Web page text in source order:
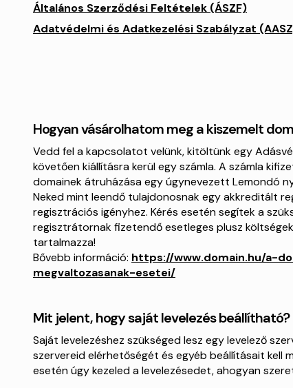
Általános Szerződési Feltételek (ÁSZF)
Adatvédelmi és Adatkezelési Szabályzat
Hogyan vásárolhatom meg a kiszemelt
Vedd fel a kapcsolatot velünk, kitöltünk egy
követően kiállításra kerül egy számla. A számla
domainek átruházása egy úgynevezett Lemondó
Neked mint leendő tulajdonosnak egy akkreditált
regisztrációs igényhez. Kérés esetén segítek a
regisztrátornak fizetendő esetleges plusz
tartalmazza!
Bővebb információ: https://www.domain.hu/a-
megvaltozasanak-esetei/
Mit jelent, hogy saját levelezés beállítható?
Saját levelezéshez szükséged lesz egy levelező
szervereid elérhetőségét és egyéb beállításait kell
esetén úgy kezeled a levelezésedet, ahogyan